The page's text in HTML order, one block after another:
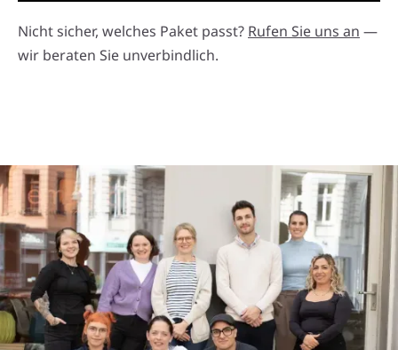
Nicht sicher, welches Paket passt? Rufen Sie uns an —
wir beraten Sie unverbindlich.